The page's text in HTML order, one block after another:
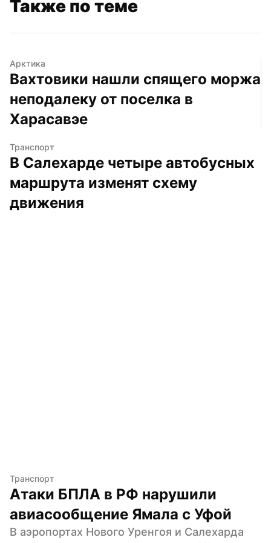
Также по теме
Арктика
Вахтовики нашли спящего моржа
неподалеку от поселка в
Харасавэе
Транспорт
В Салехарде четыре автобусных
маршрута изменят схему
движения
Транспорт
Атаки БПЛА в РФ нарушили
авиасообщение Ямала с Уфой
В аэропортах Нового Уренгоя и Салехарда